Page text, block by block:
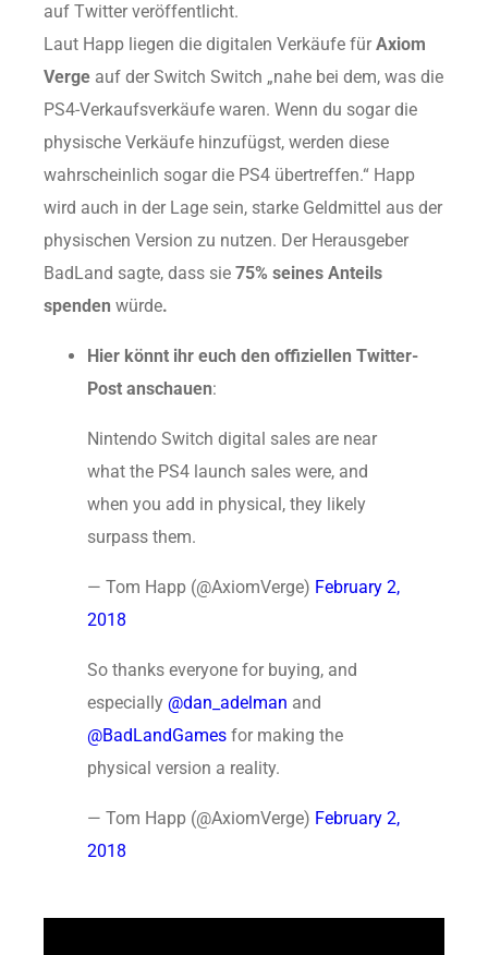
auf Twitter veröffentlicht.
Laut Happ liegen die digitalen Verkäufe fürAxiom
Verge auf der Switch Switch „nahe bei dem, was die
PS4-Verkaufsverkäufe waren. Wenn du sogar die
physische Verkäufe hinzufügst, werden diese
wahrscheinlich sogar die PS4 übertreffen.“ Happ
wird auch in der Lage sein, starke Geldmittel aus der
physischen Version zu nutzen. Der Herausgeber
BadLand sagte, dass sie 75% seines Anteils
spenden würde.
Hier könnt ihr euch den offiziellen Twitter-
Post anschauen:
Nintendo Switch digital sales are near
what the PS4 launch sales were, and
when you add in physical, they likely
surpass them.
— Tom Happ (@AxiomVerge) February 2,
2018
So thanks everyone for buying, and
especially @dan_adelman and
@BadLandGames for making the
physical version a reality.
— Tom Happ (@AxiomVerge) February 2,
2018